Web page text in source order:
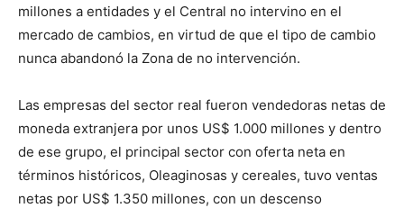
millones a entidades y el Central no intervino en el
mercado de cambios, en virtud de que el tipo de cambio
nunca abandonó la Zona de no intervención.
Las empresas del sector real fueron vendedoras netas de
moneda extranjera por unos US$ 1.000 millones y dentro
de ese grupo, el principal sector con oferta neta en
términos históricos, Oleaginosas y cereales, tuvo ventas
netas por US$ 1.350 millones, con un descenso